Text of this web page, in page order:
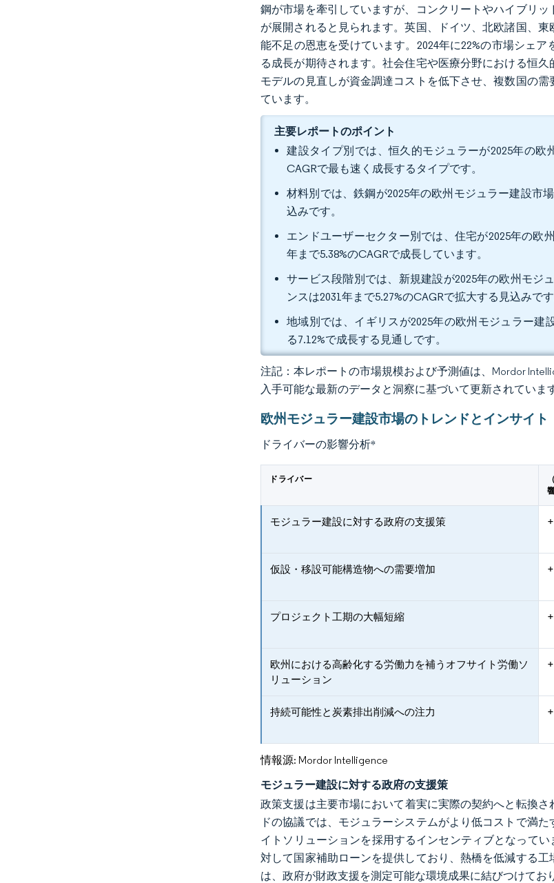
鋼が市場を牽引していますが、コンクリートやハイブリ
が展開されると見られます。英国、ドイツ、北欧諸国、
能不足の恩恵を受けています。2024年に22%の市場シェ
る成長が期待されます。社会住宅や医療分野における恒
モデルの見直しが資金調達コストを低下させ、複数国の
ています。
主要レポートのポイント
建設タイプ別では、恒久的モジュラーが2025年の欧
CAGRで最も速く成長するタイプです。
材料別では、鉄鋼が2025年の欧州モジュラー建設市
込みです。
エンドユーザーセクター別では、住宅が2025年の欧
年まで5.38%のCAGRで成長しています。
サービス段階別では、新規建設が2025年の欧州モジ
ンスは2031年まで5.27%のCAGRで拡大する見込みです
地域別では、イギリスが2025年の欧州モジュラー建
る7.12%で成長する見通しです。
注記：本レポートの市場規模および予測値は、Mordor
入手可能な最新のデータと洞察に基づいて更新されていま
欧州モジュラー建設市場のトレンドとインサイト
ドライバーの影響分析*
ドライバー
モジュラー建設に対する政府の支援策
仮設・移設可能構造物への需要増加
プロジェクト工期の大幅短縮
欧州における高齢化する労働力を補うオフサイト労働ソ
リューション
持続可能性と炭素排出削減への注力
情報源: Mordor Intelligence
モジュラー建設に対する政府の支援策
政策支援は主要市場において着実に実際の契約へと転換
ドの協議では、モジュラーシステムがより低コストで満
イトソリューションを採用するインセンティブとなって
対して国家補助ローンを提供しており、熱橋を低減する
は、政府が財政支援を測定可能な環境成果に結びつけて